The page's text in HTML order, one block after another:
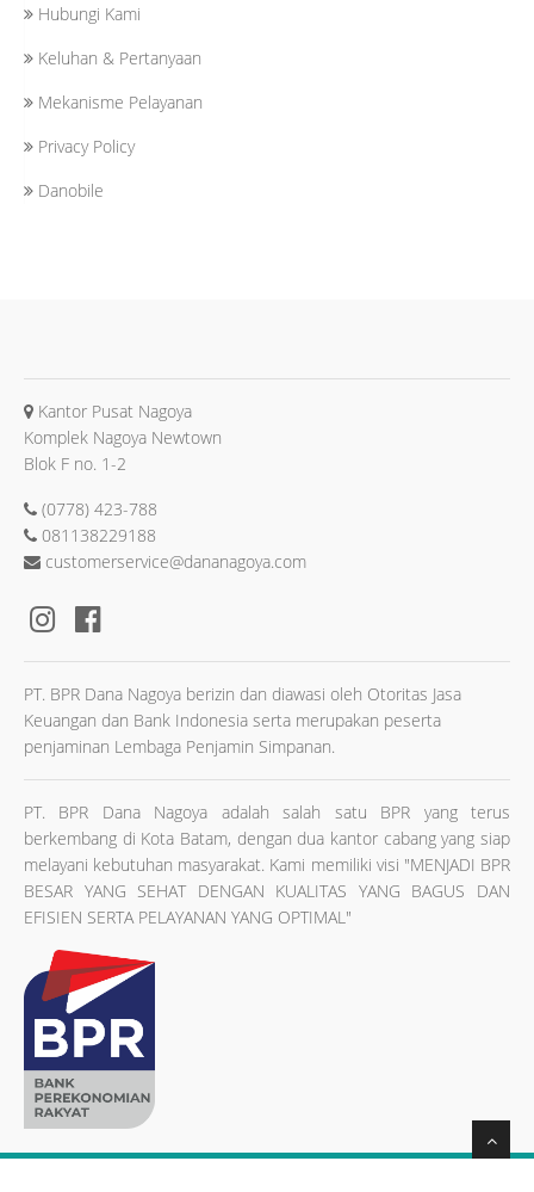
Hubungi Kami
Keluhan & Pertanyaan
Mekanisme Pelayanan
Privacy Policy
Danobile
Kantor Pusat Nagoya
Komplek Nagoya Newtown
Blok F no. 1-2
(0778) 423-788
081138229188
customerservice@dananagoya.com
PT. BPR Dana Nagoya berizin dan diawasi oleh Otoritas Jasa
Keuangan dan Bank Indonesia serta merupakan peserta
penjaminan Lembaga Penjamin Simpanan.
PT. BPR Dana Nagoya adalah salah satu BPR yang terus
berkembang di Kota Batam, dengan dua kantor cabang yang siap
melayani kebutuhan masyarakat. Kami memiliki visi "MENJADI BPR
BESAR YANG SEHAT DENGAN KUALITAS YANG BAGUS DAN
EFISIEN SERTA PELAYANAN YANG OPTIMAL"